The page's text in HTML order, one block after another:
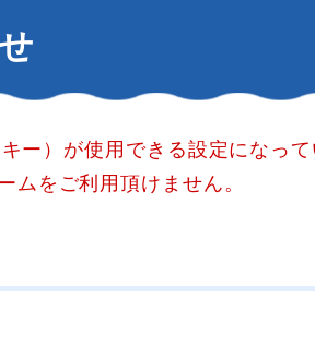
ー）が使用できる設定になっ
ムをご利用頂けません。